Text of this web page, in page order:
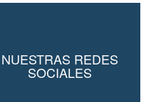
NUESTRAS REDES
SOCIALES